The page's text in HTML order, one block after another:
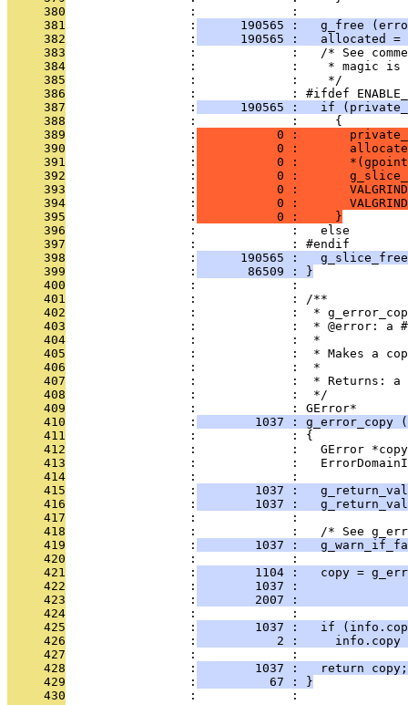
     380
                 :             :
     381
                 :
190565 :   g_free
     382
                 :
190565 :   allocated =
     383
:             :   /* See
     384
:             :    * magic is
     385
                 :             :    */
     386
:             : #ifdef
     387
                 :
190565 :   if
     388
                 :             :     {
     389
                 :
0 :
     390
                 :
0 :
     391
                 :
0 :
     392
                 :
0 :
     393
                 :
0 :
     394
                 :
0 :
     395
                 :
           0 :     }
     396
                 :             :   else
     397
                 :             : #endif
     398
                 :
190565 :
     399
                 :
       86509 : }
     400
                 :             :
     401
                 :             : /**
     402
:             :  *
     403
:             :  * @error: a
     404
                 :             :  *
     405
:             :  * Makes a
     406
                 :             :  *
     407
:             :  * Returns: a
     408
                 :             :  */
     409
                 :             : GError*
     410
                 :
1037 : g_error_copy
     411
                 :             : {
     412
:             :   GError
     413
:             :
     414
                 :             :
     415
                 :
1037 :
     416
                 :
1037 :
     417
                 :             :
     418
:             :   /* See
     419
                 :
1037 :
     420
                 :             :
     421
                 :
1104 :   copy =
     422
                 :
1037 :
     423
                 :
2007 :
     424
:             :
     425
                 :
1037 :   if
     426
                 :
2 :     info.copy
     427
                 :             :
     428
                 :
        1037 :   return copy;
     429
                 :
          67 : }
     430
                 :             :